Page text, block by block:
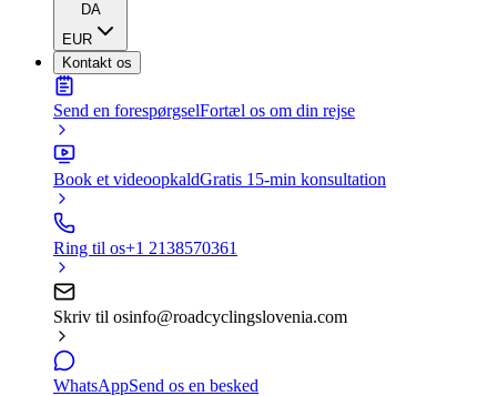
DA
EUR
Kontakt os
Send en forespørgselFortæl os om din rejse
Book et videoopkaldGratis 15-min konsultation
Ring til os+1 2138570361
Skriv til osinfo@roadcyclingslovenia.com
WhatsAppSend os en besked